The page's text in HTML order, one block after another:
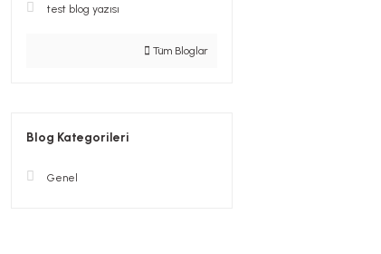
test blog yazısı
Tüm Bloglar
Blog Kategorileri
Genel